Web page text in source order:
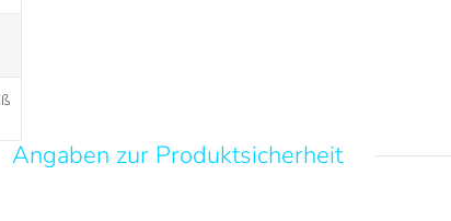
Angaben zur Produktsicherheit